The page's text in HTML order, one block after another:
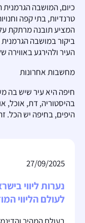
כיום, המושבה הגרמנית
טרנדיות, בתי קפה
המציע תובנה מרתקת
ביקור במושבה
העיר ולהירגע באווירה
מחשבות אחרונות
חיפה היא עיר שיש בה
בהיסטוריה, דת, אוכל,
היפים, בחיפה יש הכל.
27/09/2025
נערות ליווי
לעולם הליווי